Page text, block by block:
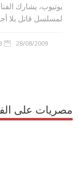
يوتيوب، يشارك
لمسلسل قاتل بلا
28/08/2009
مصريات على